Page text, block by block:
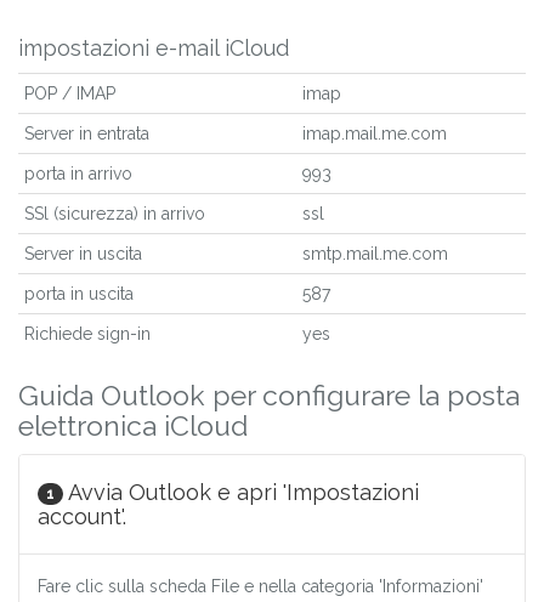
impostazioni e-mail iCloud
POP / IMAP imap
Server in entrata imap.mail.me.com
porta in arrivo 993
SSl (sicurezza) in arrivo ssl
Server in uscita smtp.mail.me.com
porta in uscita 587
Richiede sign-in yes
Guida Outlook per configurare la posta
elettronica iCloud
1
Avvia Outlook e apri 'Impostazioni
account'.
Fare clic sulla scheda File e nella categoria 'Informazioni'